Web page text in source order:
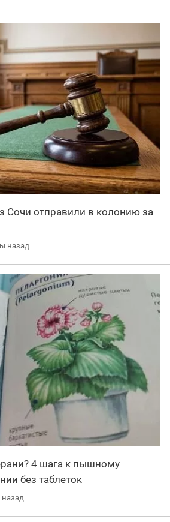
Сочи отправили в колонию за
назад
4 шага к пышному
без таблеток